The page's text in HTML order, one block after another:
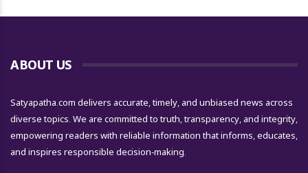
ABOUT US
Satyapatha.com delivers accurate, timely, and unbiased news across
diverse topics. We are committed to truth, transparency, and integrity,
empowering readers with reliable information that informs, educates,
and inspires responsible decision-making.